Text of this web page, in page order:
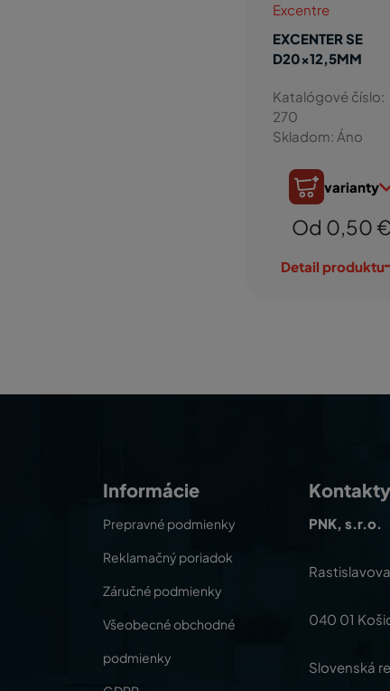
Excentre
EXCENTER SE
D20x12,5MM
Katalógové číslo:
270
Skladom: Áno
varianty
Od 0,50 €
Detail produktu
Informácie
Prepravné podmienky
Reklamačný poriadok
Záručné podmienky
Všeobecné obchodné
podmienky
Kontakty
PNK, s.r.o.
040 01
Slovenská